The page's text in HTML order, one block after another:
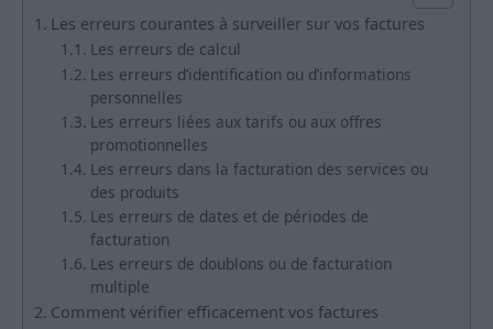
Les erreurs courantes à surveiller sur vos factures
Les erreurs de calcul
Les erreurs d’identification ou d’informations
personnelles
Les erreurs liées aux tarifs ou aux offres
promotionnelles
Les erreurs dans la facturation des services ou
des produits
Les erreurs de dates et de périodes de
facturation
Les erreurs de doublons ou de facturation
multiple
Comment vérifier efficacement vos factures